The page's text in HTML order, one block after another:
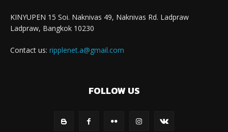
KINYUPEN 15 Soi. Naknivas 49, Naknivas Rd. Ladpraw
Ladpraw, Bangkok 10230
Contact us: ripplenet.a@gmail.com
FOLLOW US